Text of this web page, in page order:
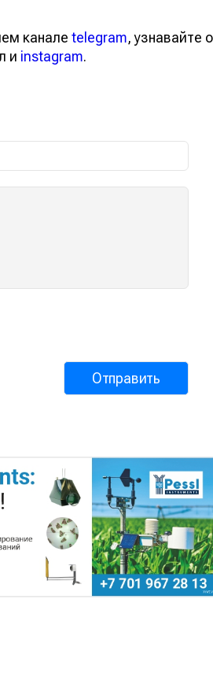
канале telegram, узнавайте о
и instagram.